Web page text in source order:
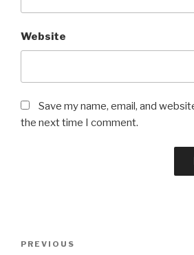
Website
Save my name, email, and
the next time I comment.
Post
Previous
PREVIOUS